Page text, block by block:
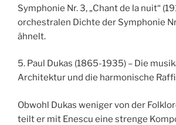
Symphonie Nr. 3, „Chant de la nuit“
orchestralen Dichte der Symphonie
ähnelt.
5. Paul Dukas (1865-1935) – Die
Architektur und die harmonische
Obwohl Dukas weniger von der
teilt er mit Enescu eine strenge